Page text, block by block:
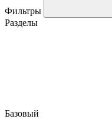
Фильтры
Разделы
Базовый